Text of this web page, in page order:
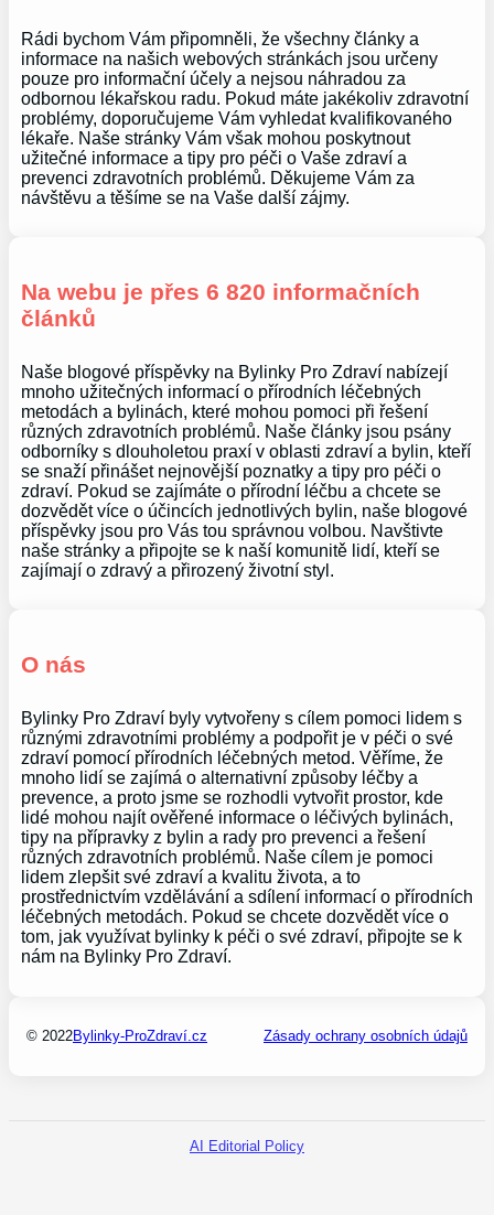
Rádi bychom Vám připomněli, že všechny články a
informace na našich webových stránkách jsou určeny
pouze pro informační účely a nejsou náhradou za
odbornou lékařskou radu. Pokud máte jakékoliv zdravotní
problémy, doporučujeme Vám vyhledat kvalifikovaného
lékaře. Naše stránky Vám však mohou poskytnout
užitečné informace a tipy pro péči o Vaše zdraví a
prevenci zdravotních problémů. Děkujeme Vám za
návštěvu a těšíme se na Vaše další zájmy.
Na webu je přes 6 820 informačních
článků
Naše blogové příspěvky na Bylinky Pro Zdraví nabízejí
mnoho užitečných informací o přírodních léčebných
metodách a bylinách, které mohou pomoci při řešení
různých zdravotních problémů. Naše články jsou psány
odborníky s dlouholetou praxí v oblasti zdraví a bylin, kteří
se snaží přinášet nejnovější poznatky a tipy pro péči o
zdraví. Pokud se zajímáte o přírodní léčbu a chcete se
dozvědět více o účincích jednotlivých bylin, naše blogové
příspěvky jsou pro Vás tou správnou volbou. Navštivte
naše stránky a připojte se k naší komunitě lidí, kteří se
zajímají o zdravý a přirozený životní styl.
O nás
Bylinky Pro Zdraví byly vytvořeny s cílem pomoci lidem s
různými zdravotními problémy a podpořit je v péči o své
zdraví pomocí přírodních léčebných metod. Věříme, že
mnoho lidí se zajímá o alternativní způsoby léčby a
prevence, a proto jsme se rozhodli vytvořit prostor, kde
lidé mohou najít ověřené informace o léčivých bylinách,
tipy na přípravky z bylin a rady pro prevenci a řešení
různých zdravotních problémů. Naše cílem je pomoci
lidem zlepšit své zdraví a kvalitu života, a to
prostřednictvím vzdělávání a sdílení informací o přírodních
léčebných metodách. Pokud se chcete dozvědět více o
tom, jak využívat bylinky k péči o své zdraví, připojte se k
nám na Bylinky Pro Zdraví.
© 2022Bylinky-ProZdraví.cz Zásady ochrany osobních údajů
AI Editorial Policy